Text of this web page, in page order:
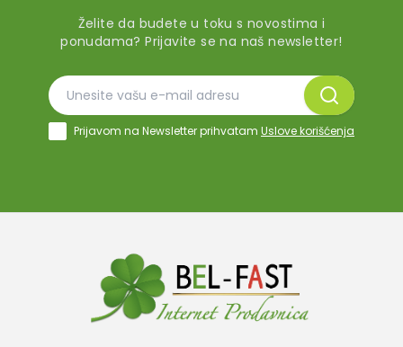
Želite da budete u toku s novostima i
ponudama? Prijavite se na naš newsletter!
Prijavom na Newsletter prihvatam Uslove korišćenja